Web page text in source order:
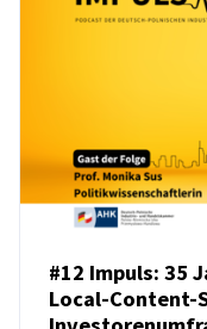
PODCAST
#12 Impuls: 35
Local-Content-